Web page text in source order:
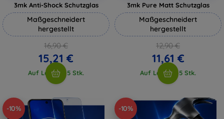
3mk Anti-Shock Schutzglas
Maßgeschneidert
hergestellt
16,90 €
15,21 €
Auf Lager > 5 Stk.
3mk Pure Matt Schutzglas
Maßgeschneidert
hergestellt
12,90 €
11,61 €
Auf Lager > 5 Stk.
-10% -10%